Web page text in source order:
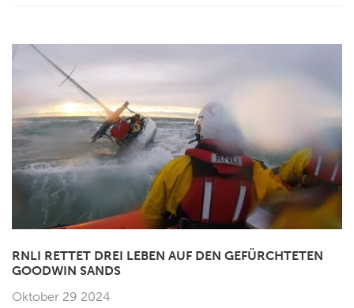
RNLI RETTET DREI LEBEN AUF DEN GEFÜRCHTETEN
GOODWIN SANDS
Oktober 29 2024